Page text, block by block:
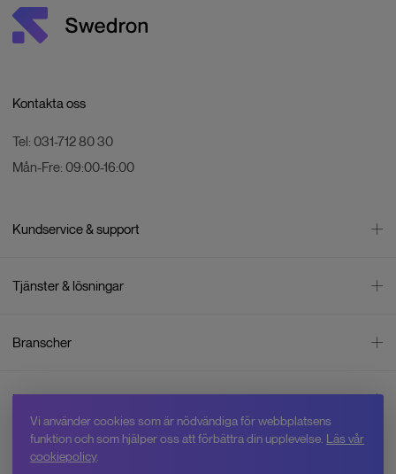
Kontakta oss
Tel: 031-712 80 30
Mån-Fre: 09:00-16:00
Kundservice & support
Leverans
Reklamation & återköp
Integritetspolicy
Cookiepolicy
Jobba hos Swedron
Tjänster & lösningar
Företagsrådgivning
Företagsleasing
Hyr drönare
Service & reparation
Branscher
Skogsbruk
Övervakning
Inspiration
Om oss
Varför Swedron
Vi använder cookies som är nödvändiga för webbplatsens
funktion och som hjälper oss att förbättra din upplevelse. Läs vår
cookiepolicy.